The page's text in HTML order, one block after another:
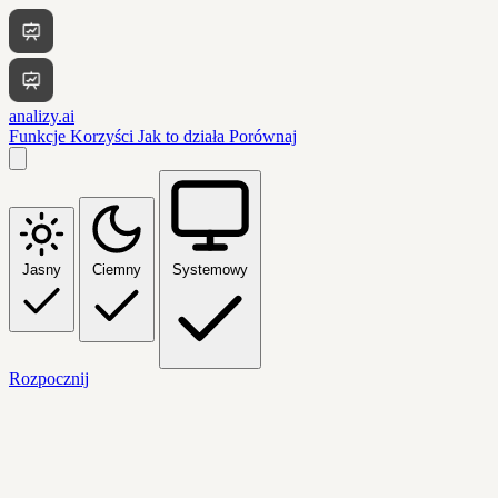
analizy.ai
Funkcje Korzyści Jak to działa Porównaj
Jasny Ciemny Systemowy
Rozpocznij